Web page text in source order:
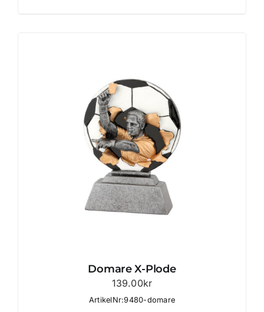
Domare X-Plode
139.00kr
ArtikelNr:9480-domare